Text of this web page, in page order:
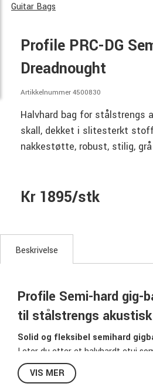
Guitar Bags
Profile PRC-DG
Dreadnought
Artikkelnummer 4500830
Halvhard bag for stålstrengs
skall, dekket i slitesterkt
nakkestøtte, robust, stilig, grå
Kr 1895/stk
Beskrivelse
Profile Semi-hard gig-
til stålstrengs akustisk
Solid og fleksibel semihard
Leter du etter et halvhardt etui
instrumentet ditt år etter år, tur
bagen fra Profile det perfekte
VIS MER